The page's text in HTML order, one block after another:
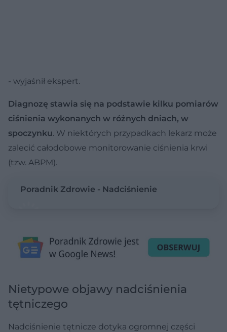
- wyjaśnił ekspert.
Diagnozę stawia się na podstawie kilku pomiarów
ciśnienia wykonanych w różnych dniach, w
spoczynku. W niektórych przypadkach lekarz może
zalecić całodobowe monitorowanie ciśnienia krwi
(tzw. ABPM).
Poradnik Zdrowie - Nadciśnienie
Nietypowe objawy nadciśnienia
tętniczego
Nadciśnienie tętnicze dotyka ogromnej części